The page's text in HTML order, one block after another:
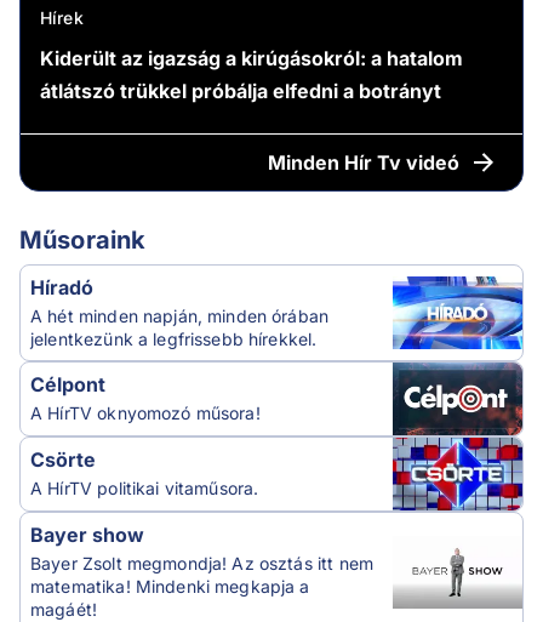
Hírek
Kiderült az igazság a kirúgásokról: a hatalom
átlátszó trükkel próbálja elfedni a botrányt
Minden Hír Tv videó
Műsoraink
Híradó
A hét minden napján, minden órában
jelentkezünk a legfrissebb hírekkel.
Célpont
A HírTV oknyomozó műsora!
Csörte
A HírTV politikai vitaműsora.
Bayer show
Bayer Zsolt megmondja! Az osztás itt nem
matematika! Mindenki megkapja a
magáét!